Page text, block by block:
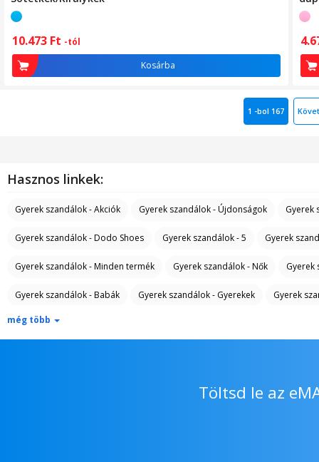
10.473 Ft -tól
Kosárba
1 -bol 167
Hasznos linkek:
Gyerek szandálok - Akciók Gyerek szandálok - Újdonságok Gyerek
Gyerek szandálok - Dodo Shoes Gyerek szandálok - 5 Gyerek
Gyerek szandálok - Minden termék Gyerek szandálok - Nők Gyerek
Gyerek szandálok - Babák Gyerek szandálok - Gyerekek Gyerek
Gyerek pulóverek és kardigánok
még több
Töltsd le az